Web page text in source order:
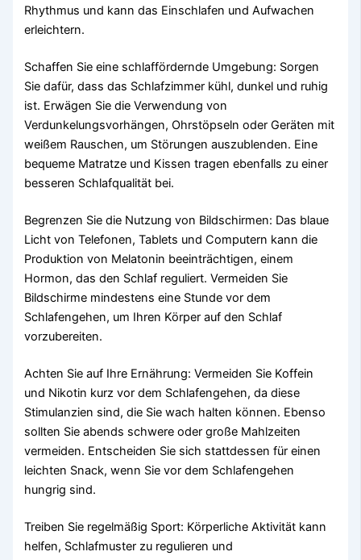
Rhythmus und kann das Einschlafen und Aufwachen
erleichtern.
Schaffen Sie eine schlaffördernde Umgebung: Sorgen
Sie dafür, dass das Schlafzimmer kühl, dunkel und ruhig
ist. Erwägen Sie die Verwendung von
Verdunkelungsvorhängen, Ohrstöpseln oder Geräten mit
weißem Rauschen, um Störungen auszublenden. Eine
bequeme Matratze und Kissen tragen ebenfalls zu einer
besseren Schlafqualität bei.
Begrenzen Sie die Nutzung von Bildschirmen: Das blaue
Licht von Telefonen, Tablets und Computern kann die
Produktion von Melatonin beeinträchtigen, einem
Hormon, das den Schlaf reguliert. Vermeiden Sie
Bildschirme mindestens eine Stunde vor dem
Schlafengehen, um Ihren Körper auf den Schlaf
vorzubereiten.
Achten Sie auf Ihre Ernährung: Vermeiden Sie Koffein
und Nikotin kurz vor dem Schlafengehen, da diese
Stimulanzien sind, die Sie wach halten können. Ebenso
sollten Sie abends schwere oder große Mahlzeiten
vermeiden. Entscheiden Sie sich stattdessen für einen
leichten Snack, wenn Sie vor dem Schlafengehen
hungrig sind.
Treiben Sie regelmäßig Sport: Körperliche Aktivität kann
helfen, Schlafmuster zu regulieren und